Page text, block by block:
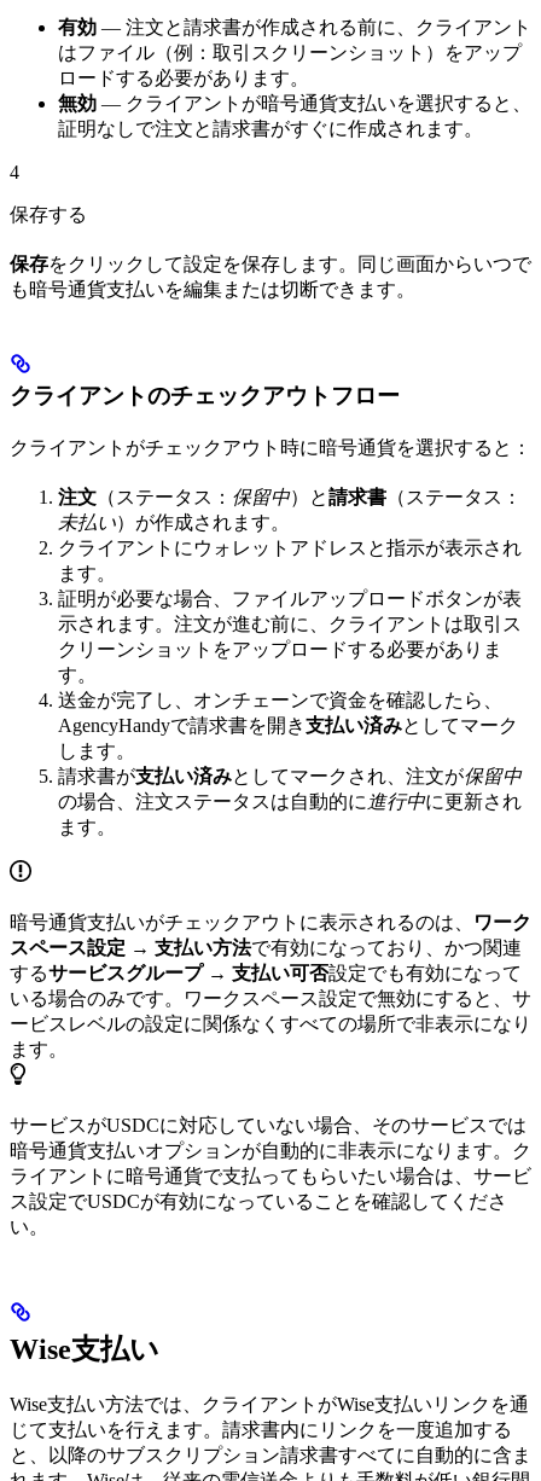
有効 — 注文と請求書が作成される前に、クライアント
はファイル（例：取引スクリーンショット）をアップ
ロードする必要があります。
無効 — クライアントが暗号通貨支払いを選択すると、
証明なしで注文と請求書がすぐに作成されます。
4
保存する
保存をクリックして設定を保存します。同じ画面からいつで
も暗号通貨支払いを編集または切断できます。
クライアントのチェックアウトフロー
クライアントがチェックアウト時に暗号通貨を選択すると：
注文 （ステータス： 保留中）と請求書 （ステータス：
未払い）が作成されます。
クライアントにウォレットアドレスと指示が表示され
ます。
証明が必要な場合、ファイルアップロードボタンが表
示されます。注文が進む前に、クライアントは取引ス
クリーンショットをアップロードする必要がありま
す。
送金が完了し、オンチェーンで資金を確認したら、
AgencyHandyで請求書を開き支払い済みとしてマーク
します。
請求書が支払い済みとしてマークされ、注文が保留中
の場合、注文ステータスは自動的に 進行中に更新され
ます。
暗号通貨支払いがチェックアウトに表示されるのは、
ワーク
スペース設定 → 支払い方法で有効になっており、かつ関連
するサービスグループ → 支払い可否設定でも有効になって
いる場合のみです。ワークスペース設定で無効にすると、サ
ービスレベルの設定に関係なくすべての場所で非表示になり
ます。
サービスがUSDCに対応していない場合、そのサービスでは
暗号通貨支払いオプションが自動的に非表示になります。ク
ライアントに暗号通貨で支払ってもらいたい場合は、サービ
ス設定でUSDCが有効になっていることを確認してくださ
い。
Wise支払い
Wise支払い方法では、クライアントがWise支払いリンクを通
じて支払いを行えます。請求書内にリンクを一度追加する
と、以降のサブスクリプション請求書すべてに自動的に含ま